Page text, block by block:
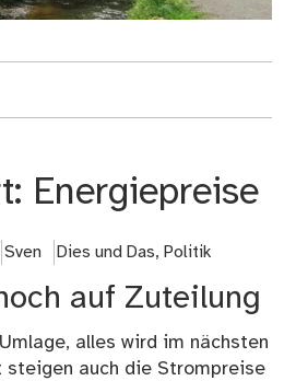
Energiepreise
Sven Dies und Das, Politik
auf Zuteilung
alles wird im nächsten
steigen auch die Strompreise